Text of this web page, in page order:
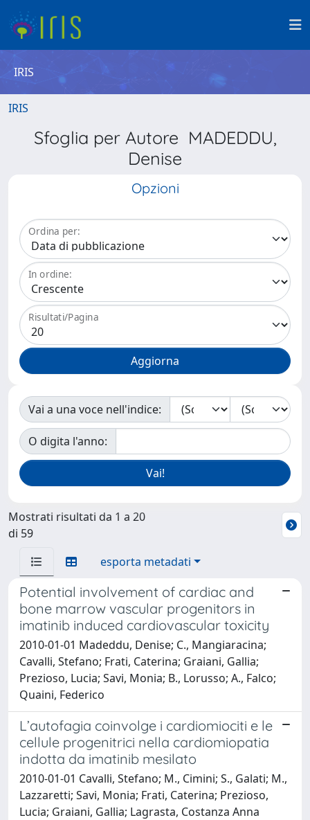
IRIS
IRIS
Sfoglia per Autore MADEDDU,
Denise
Opzioni
Ordina per:
In ordine:
Risultati/Pagina
Vai a una voce nell'indice:
O digita l'anno:
Mostrati risultati da 1 a 20
di 59
esporta metadati
Potential involvement of cardiac and
bone marrow vascular progenitors in
imatinib induced cardiovascular toxicity
2010-01-01 Madeddu, Denise; C., Mangiaracina;
Cavalli, Stefano; Frati, Caterina; Graiani, Gallia;
Prezioso, Lucia; Savi, Monia; B., Lorusso; A., Falco;
Quaini, Federico
L’autofagia coinvolge i cardiomiociti e le
cellule progenitrici nella cardiomiopatia
indotta da imatinib mesilato
2010-01-01 Cavalli, Stefano; M., Cimini; S., Galati; M.,
Lazzaretti; Savi, Monia; Frati, Caterina; Prezioso,
Lucia; Graiani, Gallia; Lagrasta, Costanza Anna